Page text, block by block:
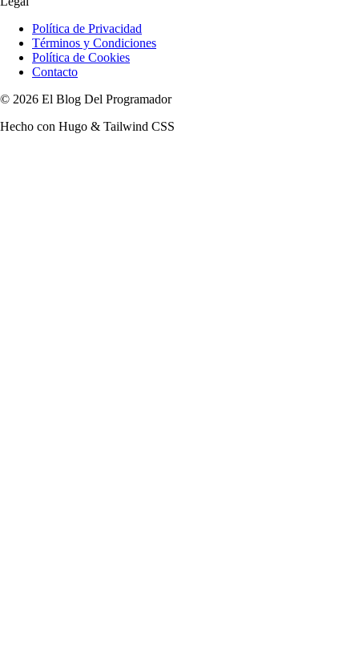
Política de Privacidad
Términos y Condiciones
Política de Cookies
Contacto
© 2026 El Blog Del Programador
Hecho con Hugo & Tailwind CSS